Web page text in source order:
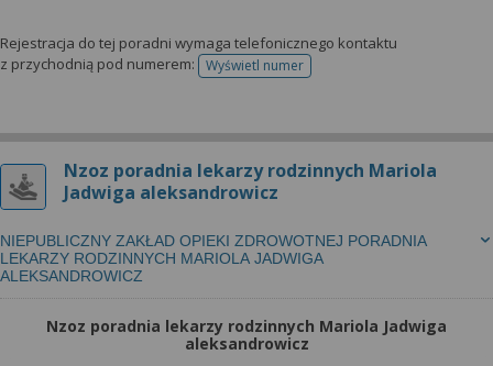
Rejestracja do tej poradni wymaga telefonicznego kontaktu
z przychodnią pod numerem:
Wyświetl numertelefonu do rejestracji
Nzoz poradnia lekarzy rodzinnych Mariola
Jadwiga aleksandrowicz
NIEPUBLICZNY ZAKŁAD OPIEKI ZDROWOTNEJ PORADNIA
LEKARZY RODZINNYCH MARIOLA JADWIGA
ALEKSANDROWICZ
Nzoz poradnia lekarzy rodzinnych Mariola Jadwiga
aleksandrowicz